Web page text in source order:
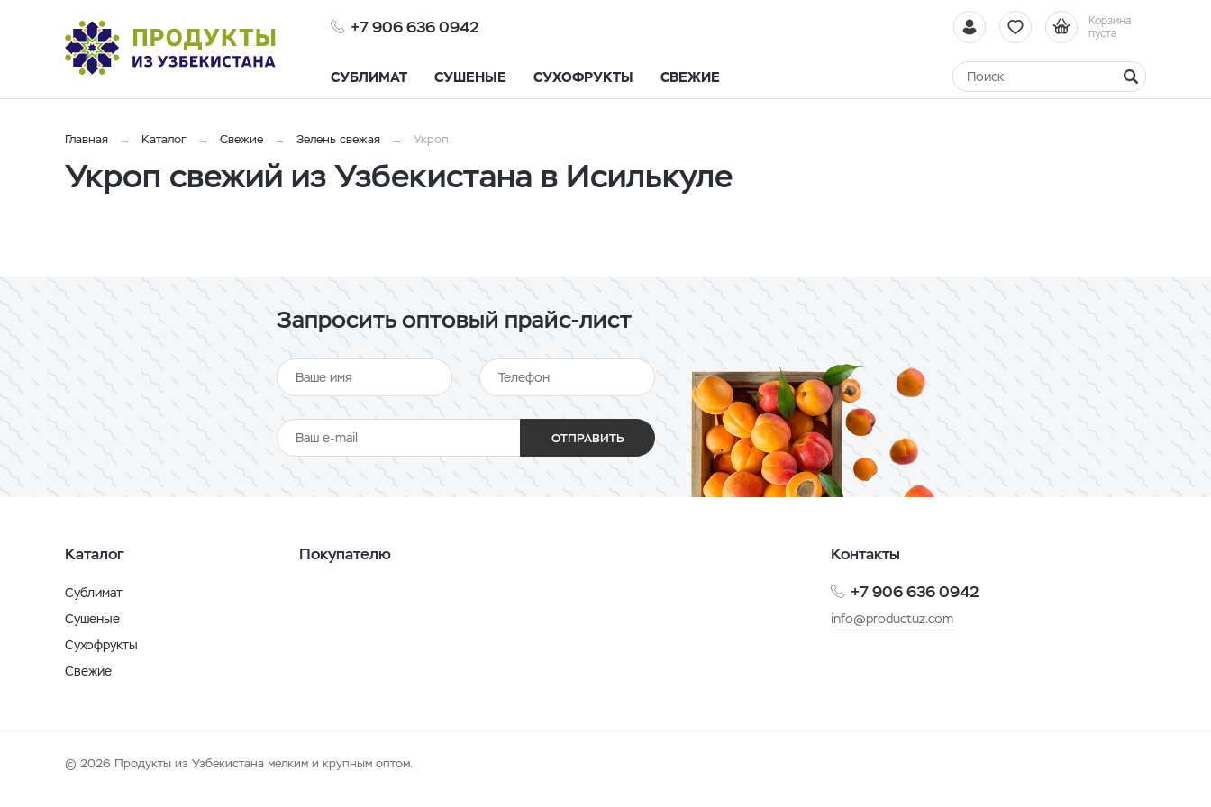
+7 906 636 0942
Корзина
пуста
СУБЛИМАТ СУШЕНЫЕ СУХОФРУКТЫ СВЕЖИЕ
Главная Каталог Свежие Зелень свежая Укроп
Укроп свежий из Узбекистана в Исилькуле
Запросить оптовый прайс-лист
ОТПРАВИТЬ
Каталог
Сублимат
Сушеные
Сухофрукты
Свежие
Покупателю
Контакты
+7 906 636 0942
info@productuz.com
© 2026 Продукты из Узбекистана мелким и крупным оптом.